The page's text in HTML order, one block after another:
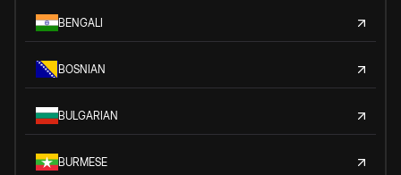
BENGALI
BOSNIAN
BULGARIAN
BURMESE